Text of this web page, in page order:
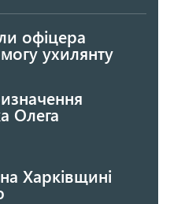
офіцера
ухилянту
Олега
Харківщині